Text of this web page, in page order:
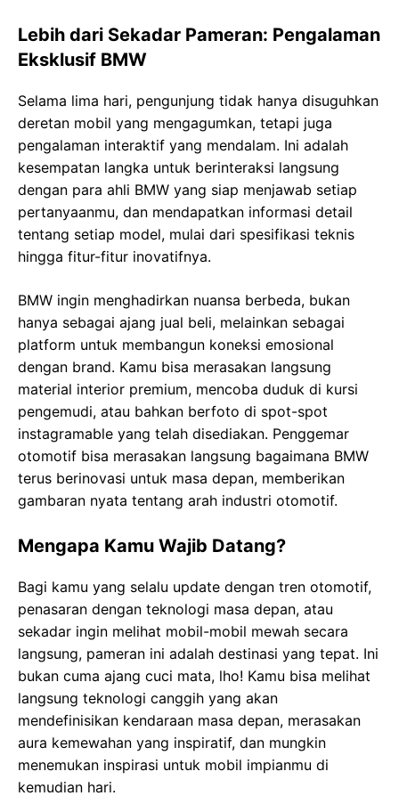
Lebih dari Sekadar Pameran: Pengalaman
Eksklusif BMW
Selama lima hari, pengunjung tidak hanya disuguhkan
deretan mobil yang mengagumkan, tetapi juga
pengalaman interaktif yang mendalam. Ini adalah
kesempatan langka untuk berinteraksi langsung
dengan para ahli BMW yang siap menjawab setiap
pertanyaanmu, dan mendapatkan informasi detail
tentang setiap model, mulai dari spesifikasi teknis
hingga fitur-fitur inovatifnya.
BMW ingin menghadirkan nuansa berbeda, bukan
hanya sebagai ajang jual beli, melainkan sebagai
platform untuk membangun koneksi emosional
dengan brand. Kamu bisa merasakan langsung
material interior premium, mencoba duduk di kursi
pengemudi, atau bahkan berfoto di spot-spot
instagramable yang telah disediakan. Penggemar
otomotif bisa merasakan langsung bagaimana BMW
terus berinovasi untuk masa depan, memberikan
gambaran nyata tentang arah industri otomotif.
Mengapa Kamu Wajib Datang?
Bagi kamu yang selalu update dengan tren otomotif,
penasaran dengan teknologi masa depan, atau
sekadar ingin melihat mobil-mobil mewah secara
langsung, pameran ini adalah destinasi yang tepat. Ini
bukan cuma ajang cuci mata, lho! Kamu bisa melihat
langsung teknologi canggih yang akan
mendefinisikan kendaraan masa depan, merasakan
aura kemewahan yang inspiratif, dan mungkin
menemukan inspirasi untuk mobil impianmu di
kemudian hari.